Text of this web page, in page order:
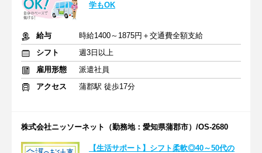
学もOK
給与
時給1400～1875円＋交通費全額支給
シフト
週3日以上
雇用形態
派遣社員
アクセス
蒲郡駅 徒歩17分
株式会社ニッソーネット（勤務地：愛知県蒲郡市）/OS-2680
【生活サポート】シフト柔軟◎40～50代の